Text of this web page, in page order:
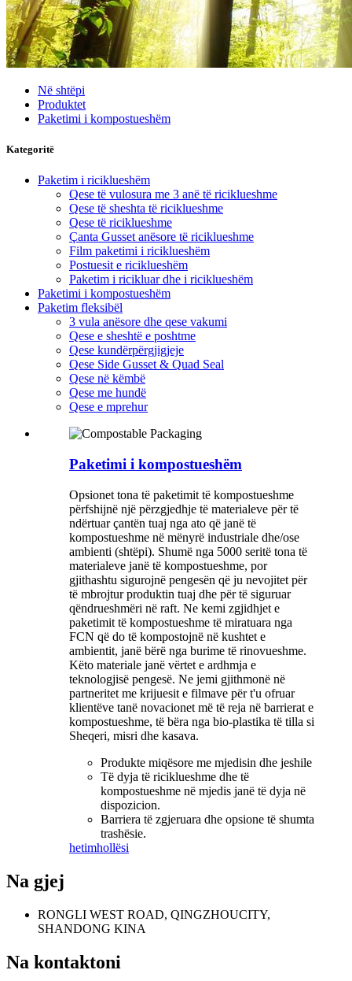
Në shtëpi
Produktet
Paketimi i kompostueshëm
Kategoritë
Paketim i riciklueshëm
Qese të vulosura me 3 anë të riciklueshme
Qese të sheshta të riciklueshme
Qese të riciklueshme
Çanta Gusset anësore të riciklueshme
Film paketimi i riciklueshëm
Postuesit e riciklueshëm
Paketim i ricikluar dhe i riciklueshëm
Paketimi i kompostueshëm
Paketim fleksibël
3 vula anësore dhe qese vakumi
Qese e sheshtë e poshtme
Qese kundërpërgjigjeje
Qese Side Gusset & Quad Seal
Qese në këmbë
Qese me hundë
Qese e mprehur
Paketimi i kompostueshëm
Opsionet tona të paketimit të kompostueshme
përfshijnë një përzgjedhje të materialeve për të
ndërtuar çantën tuaj nga ato që janë të
kompostueshme në mënyrë industriale dhe/ose
ambienti (shtëpi). Shumë nga 5000 seritë tona të
materialeve janë të kompostueshme, por
gjithashtu sigurojnë pengesën që ju nevojitet për
të mbrojtur produktin tuaj dhe për të siguruar
qëndrueshmëri në raft. Ne kemi zgjidhjet e
paketimit të kompostueshme të miratuara nga
FCN që do të kompostojnë në kushtet e
ambientit, janë bërë nga burime të rinovueshme.
Këto materiale janë vërtet e ardhmja e
teknologjisë pengesë. Ne jemi gjithmonë në
partneritet me krijuesit e filmave për t'u ofruar
klientëve tanë novacionet më të reja në barrierat e
kompostueshme, të bëra nga bio-plastika të tilla si
Sheqeri, misri dhe kasava.
Produkte miqësore me mjedisin dhe jeshile
Të dyja të riciklueshme dhe të
kompostueshme në mjedis janë të dyja në
dispozicion.
Barriera të zgjeruara dhe opsione të shumta
trashësie.
hetimhollësi
Na gjej
RONGLI WEST ROAD, QINGZHOUCITY,
SHANDONG KINA
Na kontaktoni